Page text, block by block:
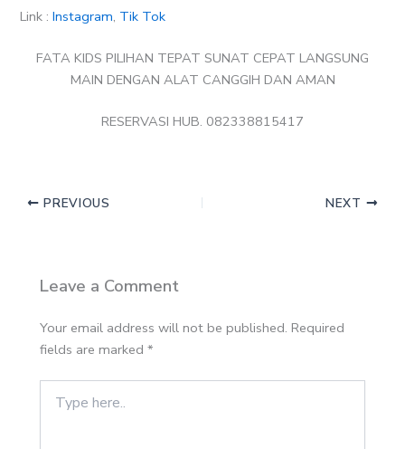
Link :Instagram, Tik Tok
FATA KIDS PILIHAN TEPAT SUNAT CEPAT LANGSUNG
MAIN DENGAN ALAT CANGGIH DAN AMAN
RESERVASI HUB. 082338815417
PREVIOUS NEXT
Leave a Comment
Your email address will not be published. Required
fields are marked*
here..